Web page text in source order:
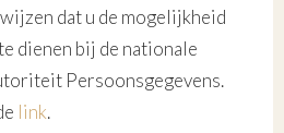
dat u de mogelijkheid
dienen bij de nationale
Persoonsgegevens.
link.